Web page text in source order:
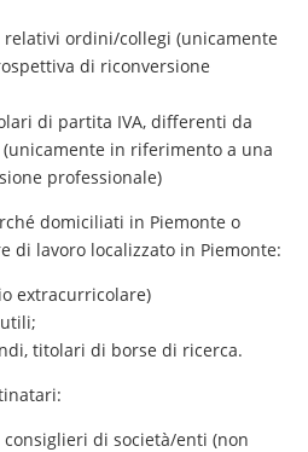
ordini/collegi (unicamente
di riconversione
di partita IVA, differenti da
in riferimento a una
professionale)
domiciliati in Piemonte o
di lavoro localizzato in Piemonte:
extracurricolare)
titolari di borse di ricerca.
di società/enti (non